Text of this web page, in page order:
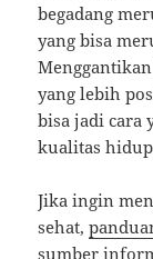
begadang
yang bisa
yang lebih
bisa jadi cara
kualitas
Jika ingin
sehat,
sumber